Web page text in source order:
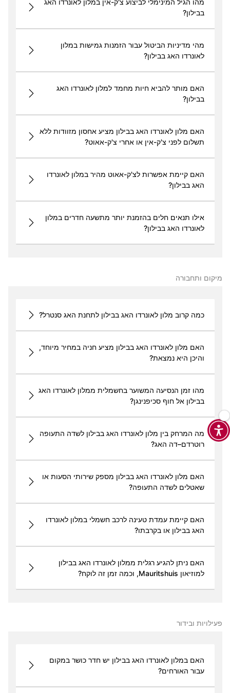
מהו הגיל המינימלי לביצוע צ'ק-אין במלון לאונרדו האג
בבילון?
מהי מדיניות הביטול עבור הזמנות גמישות במלון
לאונרדו האג בבילון?
האם מותר להביא חיות מחמד למלון לאונרדו האג
בבילון?
האם מלון לאונרדו האג בבילון מציע אחסון מזוודות ללא
תשלום לפני צ'ק-אין או אחרי צ'ק-אאוט?
האם קיימת אפשרות לצ'ק-אאוט מהיר במלון לאונרדו
האג בבילון?
אילו תנאים חלים בהזמנת יותר מתשעה חדרים במלון
לאונרדו האג בבילון?
מיקום ותחבורה
כמה קרוב מלון לאונרדו האג בבילון לתחנת האג סנטרל?
האם מלון לאונרדו האג בבילון מציע חניה במחיר מיוחד,
והיכן היא נמצאת?
מהו זמן הנסיעה המשוער בחשמלית ממלון לאונרדו האג
בבילון אל חוף סכיפנינגן?
מה המרחק בין מלון לאונרדו האג בבילון לשדה התעופה
רוטרדם–דה האג?
האם מלון לאונרדו האג בבילון מספק שירותי הסעות או
שאטלים לשדה התעופה?
האם קיימת עמדת טעינה לרכב חשמלי במלון לאונרדו
האג בבילון או בקרבתו?
האם ניתן להגיע רגלית ממלון לאונרדו האג בבילון
למוזיאון Mauritshuis, וכמה זמן זה לוקח?
פעילויות ובידור
האם במלון לאונרדו האג בבילון יש חדר כושר במקום
עבור האורחים?